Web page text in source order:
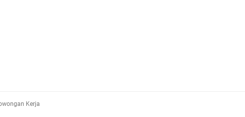
Kerja